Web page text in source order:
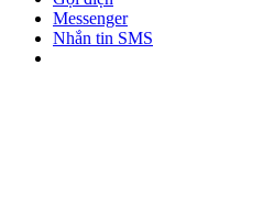
Messenger
Nhắn tin SMS